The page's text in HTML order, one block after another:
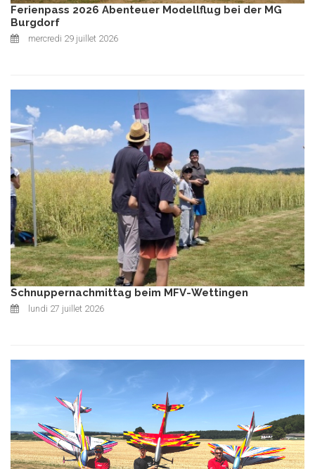
Ferienpass 2026 Abenteuer Modellflug bei der MG
Burgdorf
mercredi 29 juillet 2026
Schnuppernachmittag beim MFV-Wettingen
lundi 27 juillet 2026